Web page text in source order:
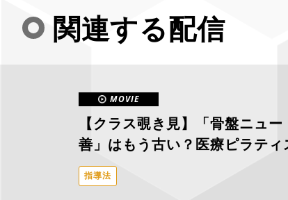
関連する配信
MOVIE
【クラス覗き見】「骨盤ニュー
善」はもう古い？医療ピラティ
から。
指導法